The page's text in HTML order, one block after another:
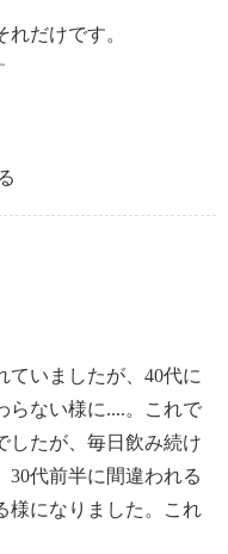
だけです。
ていましたが、40代に
らない様に....。これで
したが、毎日飲み続け
30代前半に間違われる
様になりました。これ